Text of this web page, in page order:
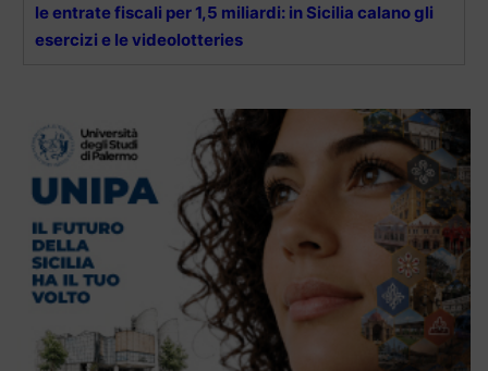
le entrate fiscali per 1,5 miliardi: in Sicilia calano gli
esercizi e le videolotteries